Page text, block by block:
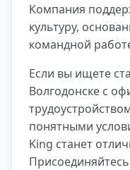
Компания
культуру,
командной
Если вы ищете
Волгодонске с
понятными
King станет